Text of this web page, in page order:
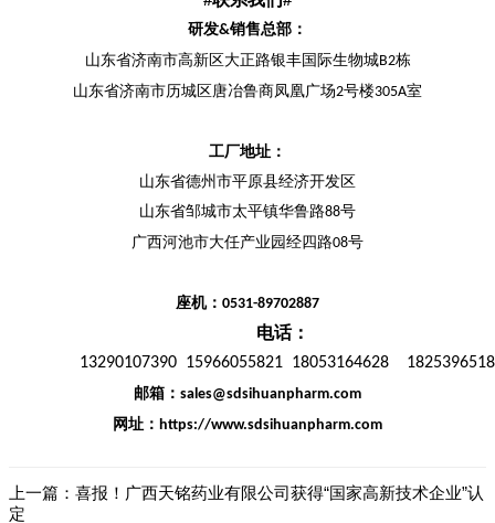
研发&销售总部：
山东省济南市高新区大正路银丰国际生物城B2栋
山东省济南市历城区唐冶鲁商凤凰广场2号楼305A室
工厂地址：
山东省德州市平原县经济开发区
山东省邹城市太平镇华鲁路88号
广西河池市大任产业园经四路08号
座机： 0531-89702887
电话：
13290107390 15966055821 18053164628
邮箱： sales@sdsihuanpharm.com
网址： https://www.sdsihuanpharm.com
上一篇： 喜报！广西天铭药业有限公司获得“国家高新技术企业”认
定